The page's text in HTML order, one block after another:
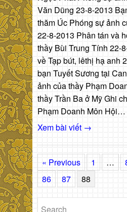
Văn Dũng 23-8-2013
thăm Úc Phóng sự ảnh
22-8-2013 Phân tán và
thầy Bùi Trung Tính 22-
về Tạp bút, lêthị hạ anh
bạn Tuyết Sương tại
ảnh của thầy Phạm
thầy Trần Ba ở Mỹ Ghi
Phạm Doanh Môn Hội…
Xem bài viết →
« Previous 1 …
86
87 88